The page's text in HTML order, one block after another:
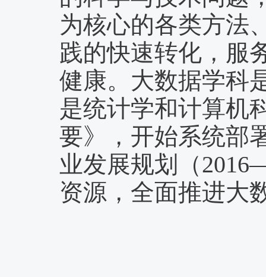
为核心的各类方法
践的快速转化，服
健康。大数据学科
是统计学和计算机
要》，开始系统部
业发展规划（
资源，全面推进大